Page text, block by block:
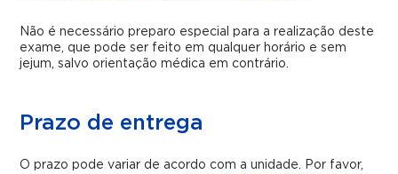
Não é necessário preparo especial para a realização deste
exame, que pode ser feito em qualquer horário e sem
jejum, salvo orientação médica em contrário.
Prazo de entrega
O prazo pode variar de acordo com a unidade. Por favor,